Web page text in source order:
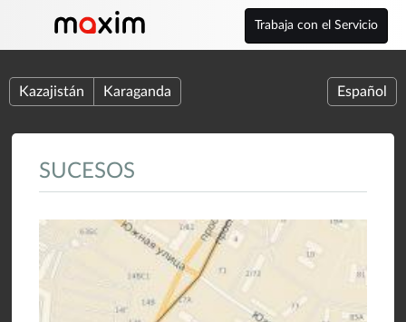
Trabaja con el Servicio
Kazajistán Karaganda Español
SUCESOS